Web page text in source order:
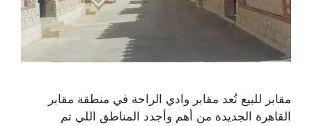
مقابر للبيع تُعد مقابر وادي الراحة في منطقة مقابر
القاهرة الجديدة من أهم وأجدد المناطق اللي تم